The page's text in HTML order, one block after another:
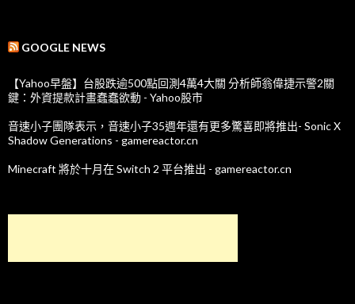
GOOGLE NEWS
【Yahoo早盤】台股跌逾500點回測4萬4大關 分析師翁偉捷示警2關
鍵：外資提款計畫蠢蠢欲動 - Yahoo股市
音速小子團隊表示，音速小子35週年還有更多驚喜即將推出- Sonic X
Shadow Generations - gamereactor.cn
Minecraft 將於十月在 Switch 2 平台推出 - gamereactor.cn